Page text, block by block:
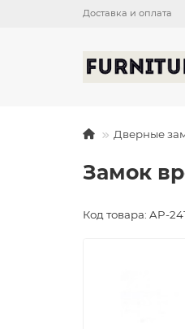
Доставка и оплата
Дверные
Замок
Код товара: AP-